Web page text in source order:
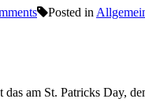
Posted in
am St. Patricks Day,